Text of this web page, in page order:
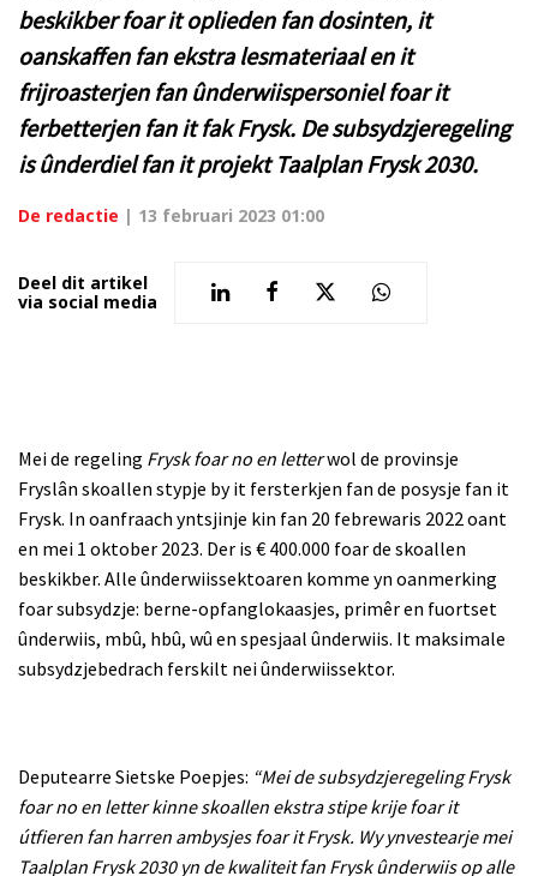
beskikber foar it oplieden fan dosinten, it
oanskaffen fan ekstra lesmateriaal en it
frijroasterjen fan ûnderwiispersoniel foar it
ferbetterjen fan it fak Frysk. De subsydzjeregeling
is ûnderdiel fan it projekt Taalplan Frysk 2030.
De redactie | 13 februari 2023 01:00
Deel dit artikel
via social media
Mei de regeling Frysk foar no en letterwol de provinsje
Fryslân skoallen stypje by it fersterkjen fan de posysje fan it
Frysk. In oanfraach yntsjinje kin fan 20 febrewaris 2022 oant
en mei 1 oktober 2023. Der is € 400.000 foar de skoallen
beskikber. Alle ûnderwiissektoaren komme yn oanmerking
foar subsydzje: berne-opfanglokaasjes, primêr en fuortset
ûnderwiis, mbû, hbû, wû en spesjaal ûnderwiis. It maksimale
subsydzjebedrach ferskilt nei ûnderwiissektor.
Deputearre Sietske Poepjes: “Mei de subsydzjeregeling Frysk
foar no en letter kinne skoallen ekstra stipe krije foar it
útfieren fan harren ambysjes foar it Frysk. Wy ynvestearje mei
Taalplan Frysk 2030 yn de kwaliteit fan Frysk ûnderwiis op alle